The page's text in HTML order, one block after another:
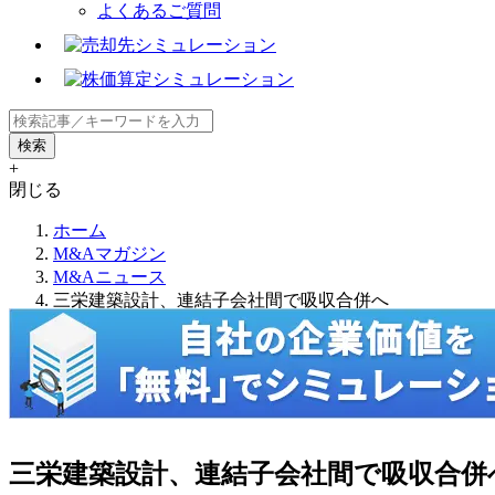
よくあるご質問
+
閉じる
ホーム
M&Aマガジン
M&Aニュース
三栄建築設計、連結子会社間で吸収合併へ
三栄建築設計、連結子会社間で吸収合併